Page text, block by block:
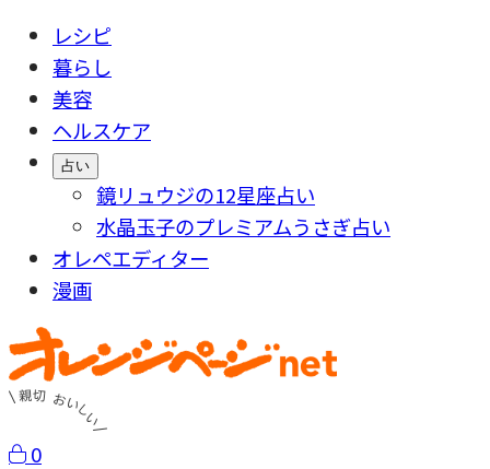
レシピ
暮らし
美容
ヘルスケア
占い
鏡リュウジの12星座占い
水晶玉子のプレミアムうさぎ占い
オレペエディター
漫画
0